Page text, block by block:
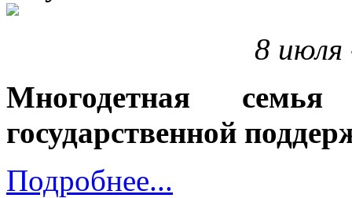
8 июля
Многодетная
государственной
Подробнее...